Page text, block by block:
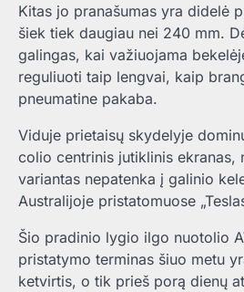
Kitas jo pranašumas yra didelė
šiek tiek daugiau nei 240 mm.
galingas, kai važiuojama
reguliuoti taip lengvai, kaip
pneumatine pakaba.
Viduje prietaisų skydelyje
colio centrinis jutiklinis ekranas,
variantas nepatenka į galinio
Australijoje pristatomuose
Šio pradinio lygio ilgo nuotolio
pristatymo terminas šiuo metu
ketvirtis, o tik prieš porą dienų